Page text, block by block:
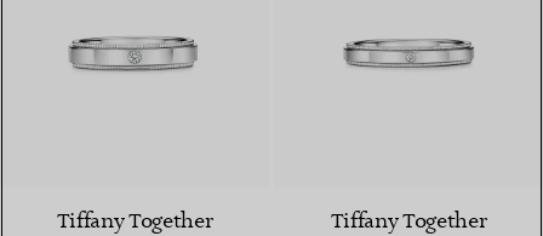
Tiffany Together Tiffany Together